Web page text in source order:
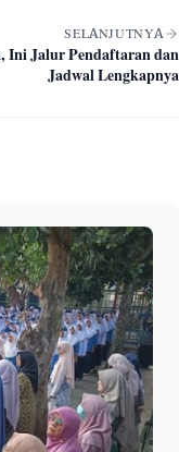
SELANJUTNYA
Ini Jalur Pendaftaran dan
Jadwal Lengkapnya